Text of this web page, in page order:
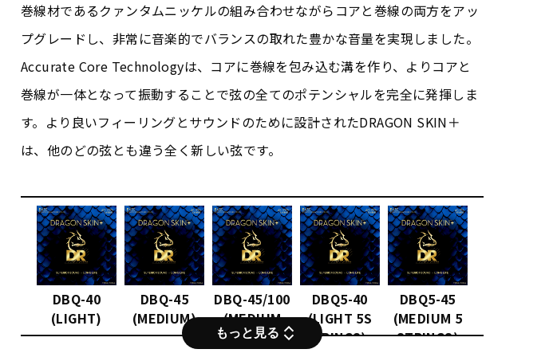
巻線材であるクァンタムニッケルの組み合わせながらコアと巻線の両方をアッ
プグレードし、非常に音楽的でバランスの取れた豊かな音量を実現しました。
Accurate Core Technologyは、コアに巻線を包み込む溝を作り、よりコアと
巻線が一体となって振動することで弦の全てのポテンシャルを完全に発揮しま
す。より良いフィーリングとサウンドのために設計されたDRAGON SKIN＋
は、他のどの弦とも違う全く新しい弦です。
もっと見る
DBQ-40
(LIGHT)
DBQ-45
(MEDIUM)
DBQ-45/100
(MEDIUM
LIGHT)
DBQ5-40
(LIGHT 5S
TRINGS)
DBQ5-45
(MEDIUM 5
STRINGS)